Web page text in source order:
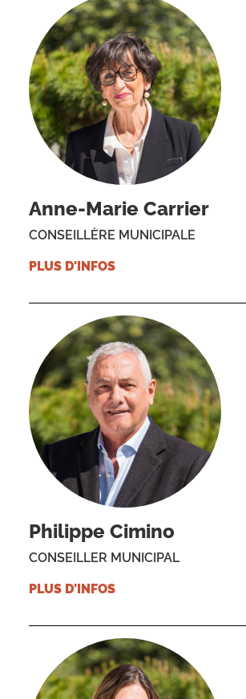
Anne-Marie Carrier
CONSEILLÈRE MUNICIPALE
PLUS D'INFOS
Philippe Cimino
CONSEILLER MUNICIPAL
PLUS D'INFOS